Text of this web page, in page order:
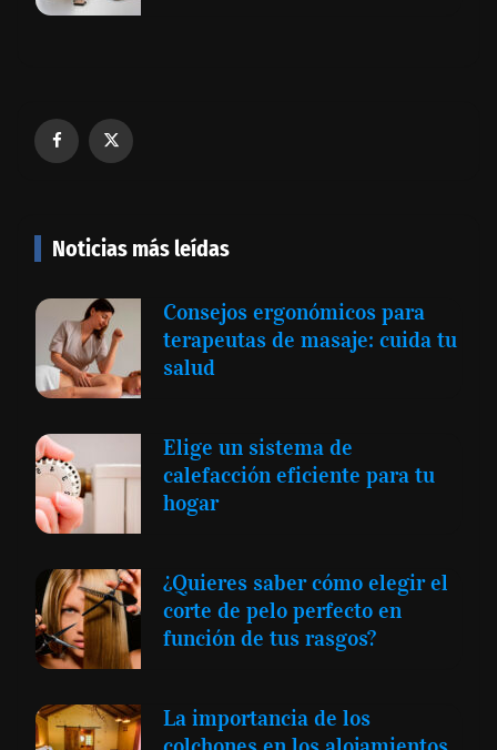
Noticias más leídas
Consejos ergonómicos para
terapeutas de masaje: cuida tu
salud
Elige un sistema de
calefacción eficiente para tu
hogar
¿Quieres saber cómo elegir el
corte de pelo perfecto en
función de tus rasgos?
La importancia de los